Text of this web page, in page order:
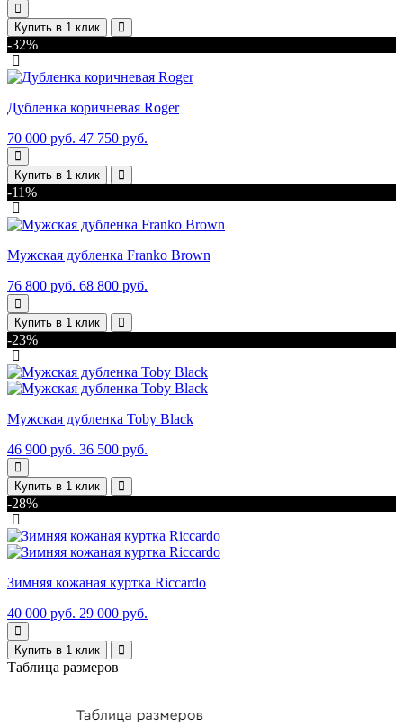
Купить в 1 клик
-32%
Дубленка коричневая Roger
70 000 руб. 47 750 руб.
Купить в 1 клик
-11%
Мужская дубленка Franko Brown
76 800 руб. 68 800 руб.
Купить в 1 клик
-23%
Мужская дубленка Toby Black
46 900 руб. 36 500 руб.
Купить в 1 клик
-28%
Зимняя кожаная куртка Riccardo
40 000 руб. 29 000 руб.
Купить в 1 клик
Таблица размеров